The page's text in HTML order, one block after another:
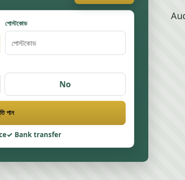
পোস্টকোড
No
পান
Bank transfer